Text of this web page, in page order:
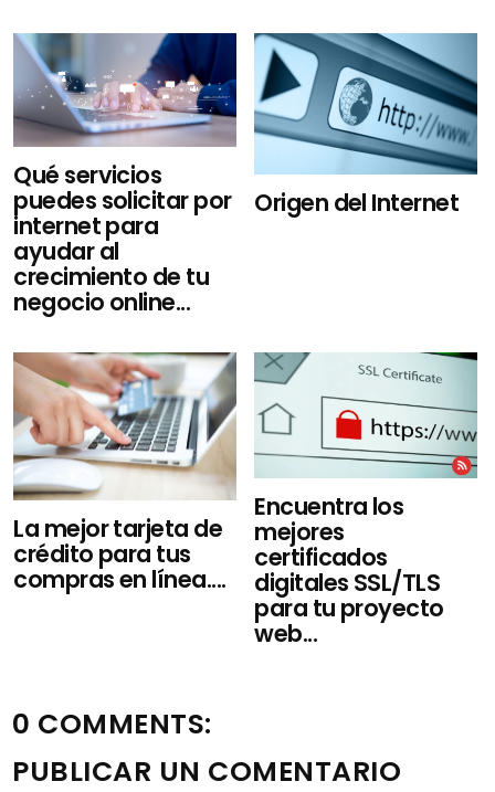
Qué servicios
puedes solicitar por
internet para
ayudar al
crecimiento de tu
negocio online...
Origen del Internet
La mejor tarjeta de
crédito para tus
compras en línea....
Encuentra los
mejores
certificados
digitales SSL/TLS
para tu proyecto
web...
0 COMMENTS:
PUBLICAR UN COMENTARIO